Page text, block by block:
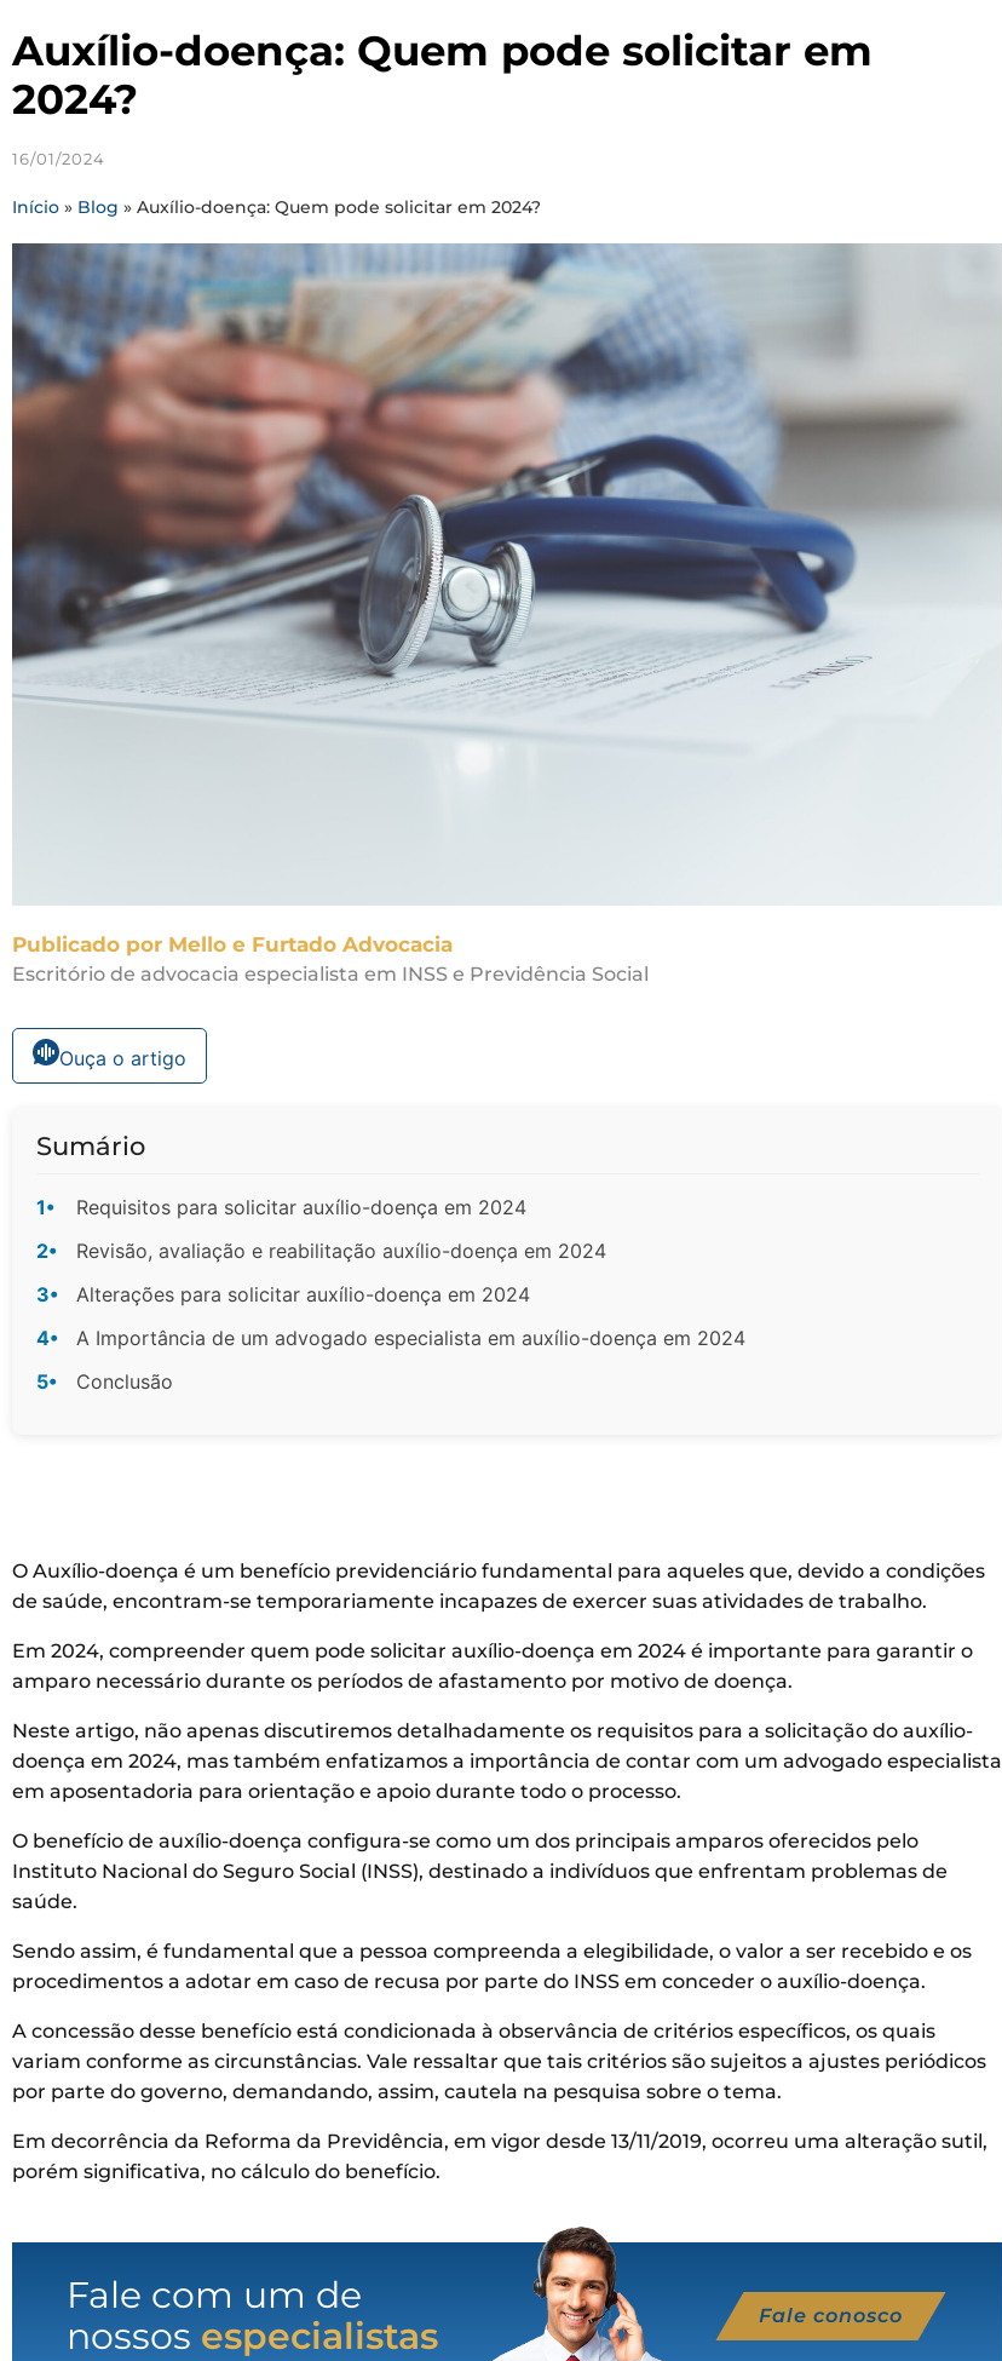
Auxílio-doença: Quem pode solicitar em
2024?
16/01/2024
Início » Blog » Auxílio-doença: Quem pode solicitar em 2024?
Publicado por Mello e Furtado Advocacia
Escritório de advocacia especialista em INSS e Previdência Social
Ouça o artigo
Sumário
1•
Requisitos para solicitar auxílio-doença em 2024
2•
Revisão, avaliação e reabilitação auxílio-doença em 2024
3•
Alterações para solicitar auxílio-doença em 2024
4•
A Importância de um advogado especialista em auxílio-doença em 2024
5•
Conclusão
O Auxílio-doença é um benefício previdenciário fundamental para aqueles que, devido a condições
de saúde, encontram-se temporariamente incapazes de exercer suas atividades de trabalho.
Em 2024, compreender quem pode solicitar auxílio-doença em 2024 é importante para garantir o
amparo necessário durante os períodos de afastamento por motivo de doença.
Neste artigo, não apenas discutiremos detalhadamente os requisitos para a solicitação do auxílio-
doença em 2024, mas também enfatizamos a importância de contar com um advogado especialista
em aposentadoria para orientação e apoio durante todo o processo.
O benefício de auxílio-doença configura-se como um dos principais amparos oferecidos pelo
Instituto Nacional do Seguro Social (INSS), destinado a indivíduos que enfrentam problemas de
saúde.
Sendo assim, é fundamental que a pessoa compreenda a elegibilidade, o valor a ser recebido e os
procedimentos a adotar em caso de recusa por parte do INSS em conceder o auxílio-doença.
A concessão desse benefício está condicionada à observância de critérios específicos, os quais
variam conforme as circunstâncias. Vale ressaltar que tais critérios são sujeitos a ajustes periódicos
por parte do governo, demandando, assim, cautela na pesquisa sobre o tema.
Em decorrência da Reforma da Previdência, em vigor desde 13/11/2019, ocorreu uma alteração sutil,
porém significativa, no cálculo do benefício.
Fale com um de
nossos especialistas Fale conosco